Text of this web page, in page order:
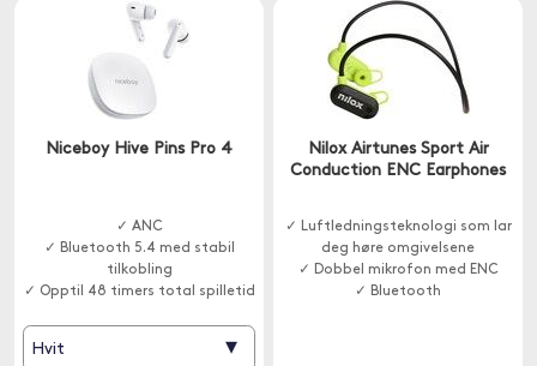
Niceboy Hive Pins Pro 4
✓ ANC
✓ Bluetooth 5.4 med stabil
tilkobling
✓ Opptil 48 timers total spilletid
Hvit ▾
Nilox Airtunes Sport Air
Conduction ENC Earphones
✓ Luftledningsteknologi som lar
deg høre omgivelsene
✓ Dobbel mikrofon med ENC
✓ Bluetooth